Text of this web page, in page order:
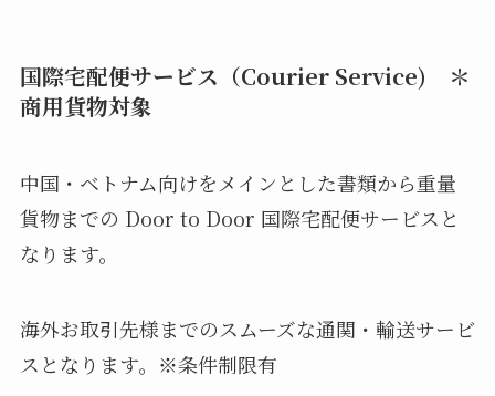
国際宅配便サービス（Courier Service)
＊
商用貨物対象
中国・ベトナム向けをメインとした書類から重量
貨物までの Door to Door 国際宅配便サービスと
なります。
海外お取引先様までのスムーズな通関・輸送サービ
スとなります。※条件制限有